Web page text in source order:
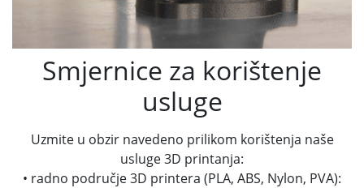
Smjernice za korištenje
usluge
Uzmite u obzir navedeno prilikom korištenja naše
usluge 3D printanja:
• radno područje 3D printera (PLA, ABS, Nylon, PVA):